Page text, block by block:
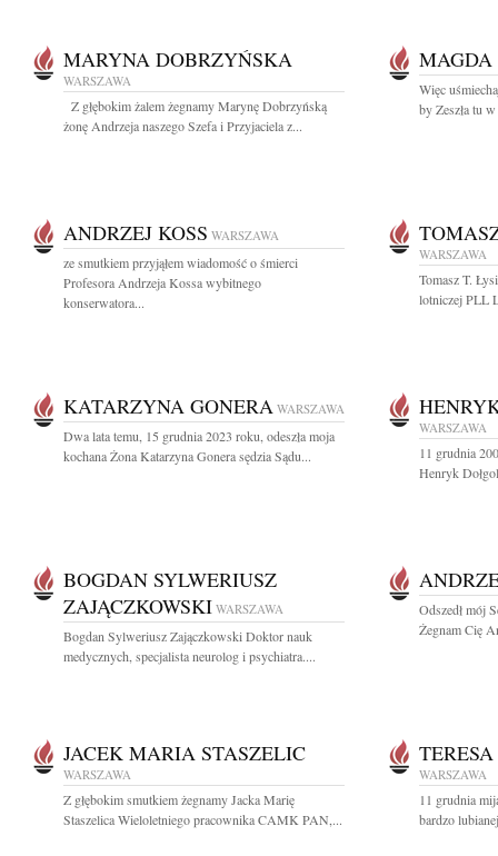
MARYNA DOBRZYŃSKA
WARSZAWA
Z głębokim żalem żegnamy Marynę Dobrzyńską
żonę Andrzeja naszego Szefa i Przyjaciela z...
MAGDA
Więc
by Zeszła tu
ANDRZEJ KOSS WARSZAWA
ze smutkiem przyjąłem wiadomość o śmierci
Profesora Andrzeja Kossa wybitnego
konserwatora...
WARSZAWA
Tomasz T.
lotniczej PLL
KATARZYNA GONERA WARSZAWA
Dwa lata temu, 15 grudnia 2023 roku, odeszła moja
kochana Żona Katarzyna Gonera sędzia Sądu...
WARSZAWA
11 grudnia
Henryk
BOGDAN SYLWERIUSZ
ZAJĄCZKOWSKI WARSZAWA
Bogdan Sylweriusz Zajączkowski Doktor nauk
medycznych, specjalista neurolog i psychiatra....
Odszedł mój
Żegnam Cię
JACEK MARIA STASZELIC
WARSZAWA
Z głębokim smutkiem żegnamy Jacka Marię
Staszelica Wieloletniego pracownika CAMK PAN,...
WARSZAWA
11 grudnia
bardzo